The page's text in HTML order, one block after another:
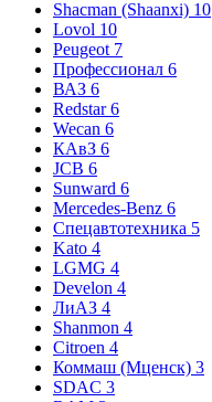
Shacman (Shaanxi) 10
Lovol 10
Peugeot 7
Профессионал 6
ВАЗ 6
Redstar 6
Wecan 6
КАвЗ 6
JCB 6
Sunward 6
Mercedes-Benz 6
Спецавтотехника 5
Kato 4
LGMG 4
Develon 4
ЛиАЗ 4
Shanmon 4
Citroen 4
Коммаш (Мценск) 3
SDAC 3